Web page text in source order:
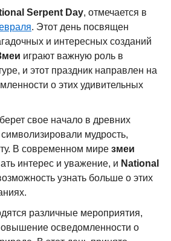
Serpent Day, отмечается в
. Этот день посвящен
и интересных созданий
играют важную роль в
и этот праздник направлен на
о этих удивительных
берет свое начало в древних
символизировали мудрость,
В современном мире змеи
интерес и уважение, и National
узнать больше о этих
различные мероприятия,
осведомленности о